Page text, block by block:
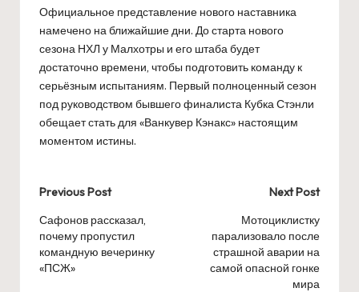
Официальное представление нового наставника
намечено на ближайшие дни. До старта нового
сезона НХЛ у Малхотры и его штаба будет
достаточно времени, чтобы подготовить команду к
серьёзным испытаниям. Первый полноценный сезон
под руководством бывшего финалиста Кубка Стэнли
обещает стать для «Ванкувер Кэнакс» настоящим
моментом истины.
Post
navigation
Previous Post
Сафонов рассказал,
почему пропустил
командную вечеринку
«ПСЖ»
Next Post
Мотоциклистку
парализовало после
страшной аварии на
самой опасной гонке
мира